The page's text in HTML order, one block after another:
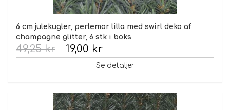
6 cm julekugler, perlemor lilla med swirl deko af
champagne glitter, 6 stk i boks
19,00 kr
49,25 kr
Se detaljer